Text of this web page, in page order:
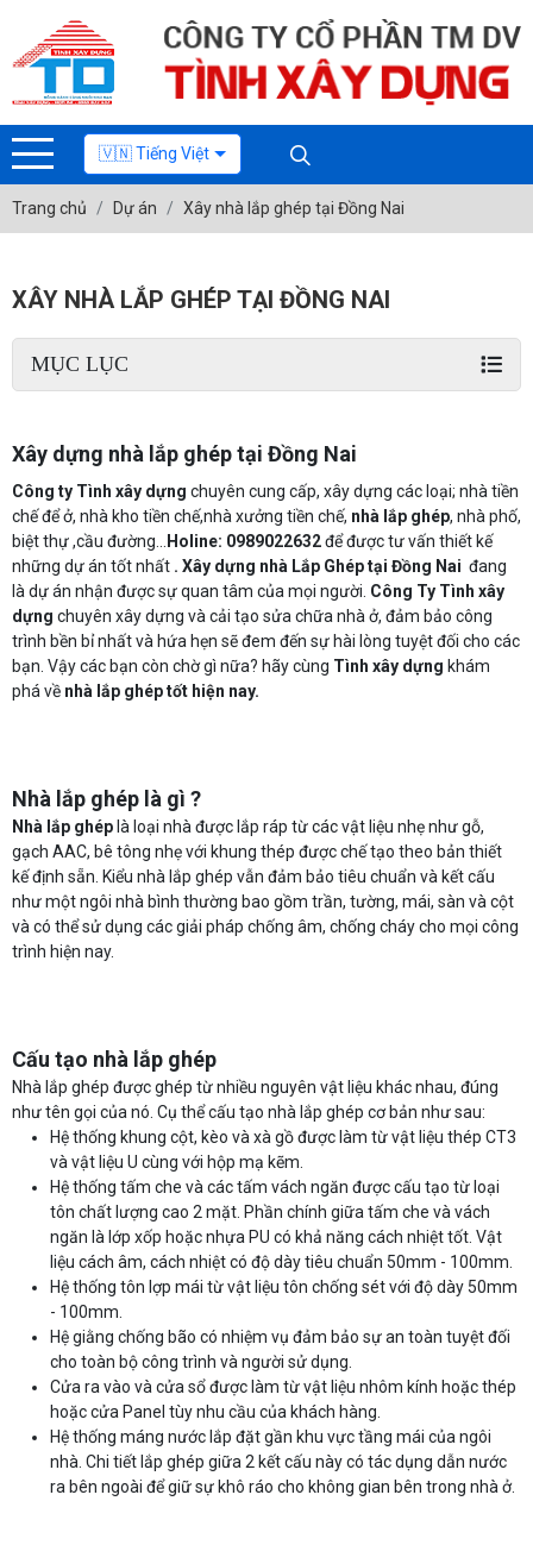
🇻🇳 Tiếng Việt
Trang chủ Dự án Xây nhà lắp ghép tại Đồng Nai
XÂY NHÀ LẮP GHÉP TẠI ĐỒNG NAI
MỤC LỤC
Xây dựng nhà lắp ghép tại Đồng Nai
Công ty Tình xây dựng chuyên cung cấp, xây dựng các loại; nhà tiền
chế để ở, nhà kho tiền chế,nhà xưởng tiền chế, nhà lắp ghép, nhà phố,
biệt thự ,cầu đường...
Holine: 0989022632đểđược tư vấn thiết kế
những dự án tốt nhất . Xây dựng nhà Lắp Ghép tại Đồng Nai đang
là dự án nhận được sự quan tâm của mọi người. Công Ty Tình xây
dựng chuyên xây dựng và cải tạo sửa chữa nhà ở, đảm bảo công
trình bền bỉ nhất và hứa hẹn sẽ đem đến sự hài lòng tuyệt đối cho các
bạn. Vậy các bạn còn chờ gì nữa? hãy cùng Tình xây dựng khám
phá về nhà lắp ghép tốt hiện nay.
Nhà lắp ghép là gì ?
Nhà lắp ghép là loại nhà được lắp ráp từ các vật liệu nhẹ như gỗ,
gạch AAC, bê tông nhẹ với khung thép được chế tạo theo bản thiết
kế định sẵn. Kiểu nhà lắp ghép vẫn đảm bảo tiêu chuẩn và kết cấu
như một ngôi nhà bình thường bao gồm trần, tường, mái, sàn và cột
và có thể sử dụng các giải pháp chống âm, chống cháy cho mọi công
trình hiện nay.
Cấu tạo nhà lắp ghép
Nhà lắp ghép được ghép từ nhiều nguyên vật liệu khác nhau, đúng
như tên gọi của nó. Cụ thể cấu tạo nhà lắp ghép cơ bản như sau:
Hệ thống khung cột, kèo và xà gồ được làm từ vật liệu thép CT3
và vật liệu U cùng với hộp mạ kẽm.
Hệ thống tấm che và các tấm vách ngăn được cấu tạo từ loại
tôn chất lượng cao 2 mặt. Phần chính giữa tấm che và vách
ngăn là lớp xốp hoặc nhựa PU có khả năng cách nhiệt tốt. Vật
liệu cách âm, cách nhiệt có độ dày tiêu chuẩn 50mm - 100mm.
Hệ thống tôn lợp mái từ vật liệu tôn chống sét với độ dày 50mm
- 100mm.
Hệ giằng chống bão có nhiệm vụ đảm bảo sự an toàn tuyệt đối
cho toàn bộ công trình và người sử dụng.
Cửa ra vào và cửa sổ được làm từ vật liệu nhôm kính hoặc thép
hoặc cửa Panel tùy nhu cầu của khách hàng.
Hệ thống máng nước lắp đặt gần khu vực tầng mái của ngôi
nhà. Chi tiết lắp ghép giữa 2 kết cấu này có tác dụng dẫn nước
ra bên ngoài để giữ sự khô ráo cho không gian bên trong nhà ở.